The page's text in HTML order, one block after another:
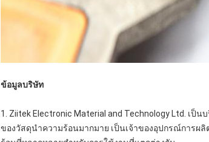
ข้อมูลบริษัท
1. Ziitek Electronic Material and Technology Ltd. เป็
ของวัสดุนำความร้อนมากมาย เป็นเจ้าของอุปกรณ์การ